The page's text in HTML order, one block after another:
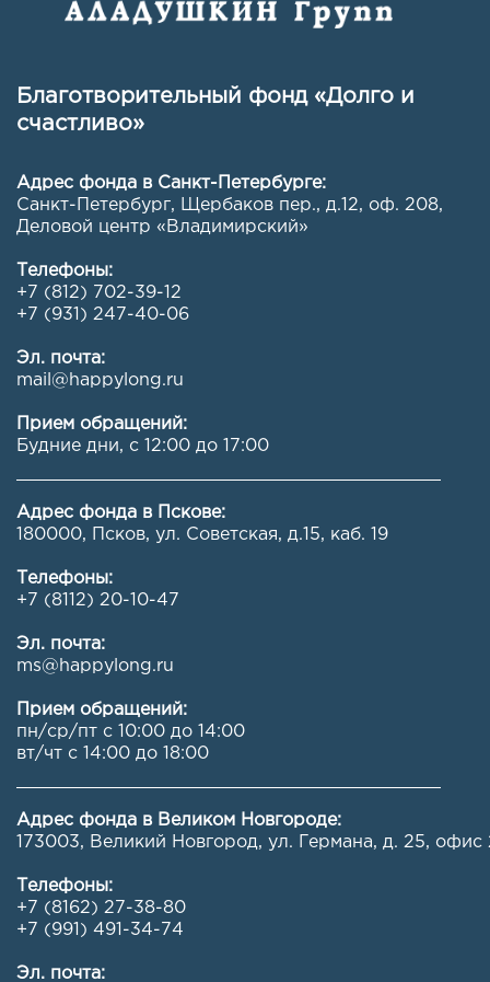
Благотворительный фонд «Долго и
счастливо»
Адрес фонда в Санкт-Петербурге:
Санкт-Петербург, Щербаков пер., д.12, оф. 208,
Деловой центр «Владимирский»
Телефоны:
+7 (812) 702-39-12
+7 (931) 247-40-06
Эл. почта:
mail@happylong.ru
Прием обращений:
Будние дни, с 12:00 до 17:00
Адрес фонда в Пскове:
180000, Псков, ул. Советская, д.15, каб. 19
Телефоны:
+7 (8112) 20-10-47
Эл. почта:
ms@happylong.ru
Прием обращений:
пн/ср/пт с 10:00 до 14:00
вт/чт с 14:00 до 18:00
Адрес фонда в Великом Новгороде:
173003, Великий Новгород, ул. Германа, д. 25, офис
Телефоны:
+7 (8162) 27-38-80
+7 (991) 491-34-74
Эл. почта: